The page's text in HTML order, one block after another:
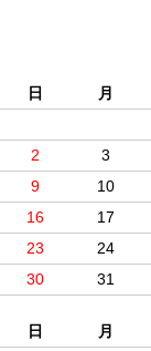
日
月
2
3
9
10
16
17
23
24
30
31
日
月